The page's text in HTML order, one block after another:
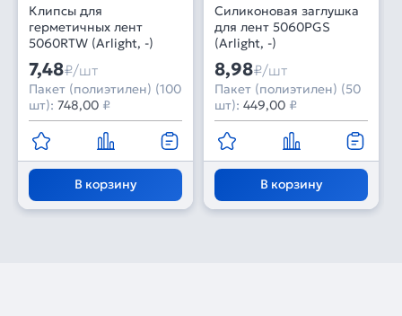
Клипсы для
герметичных лент
5060RTW (Arlight, -)
7,48₽/шт
Пакет (полиэтилен) (100
шт): 748,00 ₽
В корзину
Силиконовая заглушка
для лент 5060PGS
(Arlight, -)
8,98₽/шт
Пакет (полиэтилен) (50
шт): 449,00 ₽
В корзину